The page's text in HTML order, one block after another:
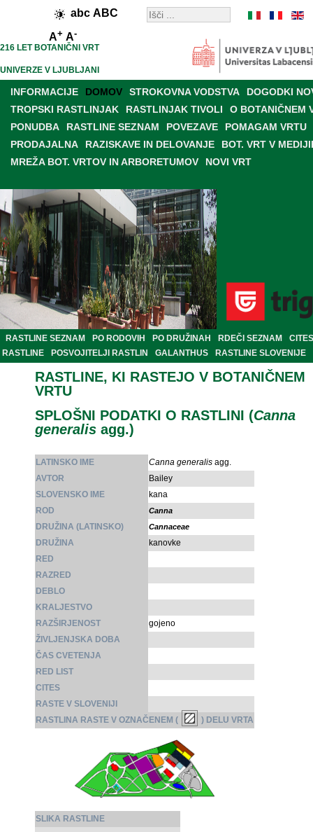
abc ABC
A+ A-
216 LET BOTANIČNI VRT
UNIVERZE V LJUBLJANI
INFORMACIJE DOMOV STROKOVNA VODSTVA
DOGODKI
TROPSKI RASTLINJAK
RASTLINJAK TIVOLI
O BOTANIČNEM
PONUDBA
RASTLINE SEZNAM POVEZAVE
POMAGAM VRTU
PRODAJALNA
RAZISKAVE IN DELOVANJE
BOT. VRT V
MREŽA BOT. VRTOV IN ARBORETUMOV
NOVI VRT
RASTLINE SEZNAM PO RODOVIH PO DRUŽINAH RDEČI SEZNAM
CITES
RASTLINE
POSVOJITELJI RASTLIN GALANTHUS RASTLINE SLOVENIJE
RASTLINE, KI RASTEJO V BOTANIČNEM
VRTU
SPLOŠNI PODATKI O RASTLINI (Canna
generalis agg.)
LATINSKO IME Canna generalis agg.
AVTOR
Bailey
SLOVENSKO IME
kana
ROD
Canna
DRUŽINA (LATINSKO) Cannaceae
DRUŽINA
kanovke
RED
RAZRED
DEBLO
KRALJESTVO
RAZŠIRJENOST
gojeno
ŽIVLJENJSKA DOBA
ČAS CVETENJA
RED LIST
CITES
RASTE V SLOVENIJI
RASTLINA RASTE V OZNAČENEM (
) DELU VRTA
SLIKA RASTLINE